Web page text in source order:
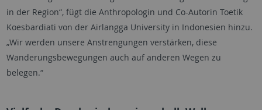
in der Region“, fügt die Anthropologin und Co-Autorin Toetik
Koesbardiati von der Airlangga University in Indonesien hinzu.
„Wir werden unsere Anstrengungen verstärken, diese
Wanderungsbewegungen auch auf anderen Wegen zu
belegen.“